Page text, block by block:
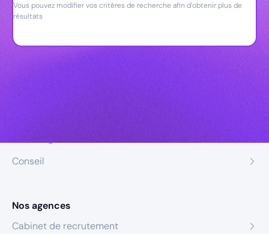
Vous pouvez modifier vos critères de recherche afin d'obtenir plus de
résultats
Conseil
Nos agences
Cabinet de recrutement